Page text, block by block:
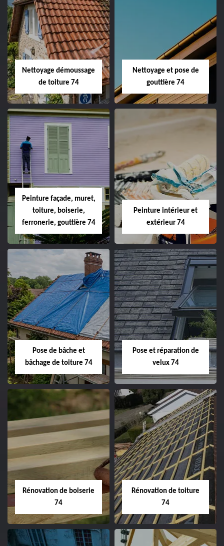
Nettoyage démoussage
de toiture 74
Nettoyage et pose de
gouttière 74
Peinture façade, muret,
toiture, boiserie,
ferronerie, gouttière 74
Peinture intérieur et
extérieur 74
Pose de bâche et
bâchage de toiture 74
Pose et réparation de
velux 74
Rénovation de boiserie
74
Rénovation de toiture
74